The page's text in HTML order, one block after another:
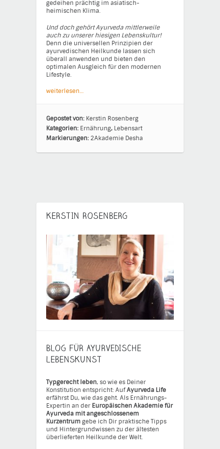
gedeihen prächtig im asiatisch-
heimischen Klima.
Und doch gehört Ayurveda mittlerweile
auch zu unserer hiesigen Lebenskultur!
Denn die universellen Prinzipien der
ayurvedischen Heilkunde lassen sich
überall anwenden und bieten den
optimalen Ausgleich für den modernen
Lifestyle.
weiterlesen…
Gepostet von: Kerstin Rosenberg
Kategorien: Ernährung, Lebensart
Markierungen: 2Akademie Desha
KERSTIN ROSENBERG
BLOG FÜR AYURVEDISCHE
LEBENSKUNST
Typgerecht leben, so wie es Deiner
Konstitution entspricht: AufAyurveda Life
erfährst Du, wie das geht. Als Ernährungs-
Expertin an der Europäischen Akademie für
Ayurveda mit angeschlossenem
Kurzentrumgebe ich Dir praktische Tipps
und Hintergrundwissen zu der ältesten
überlieferten Heilkunde der Welt.